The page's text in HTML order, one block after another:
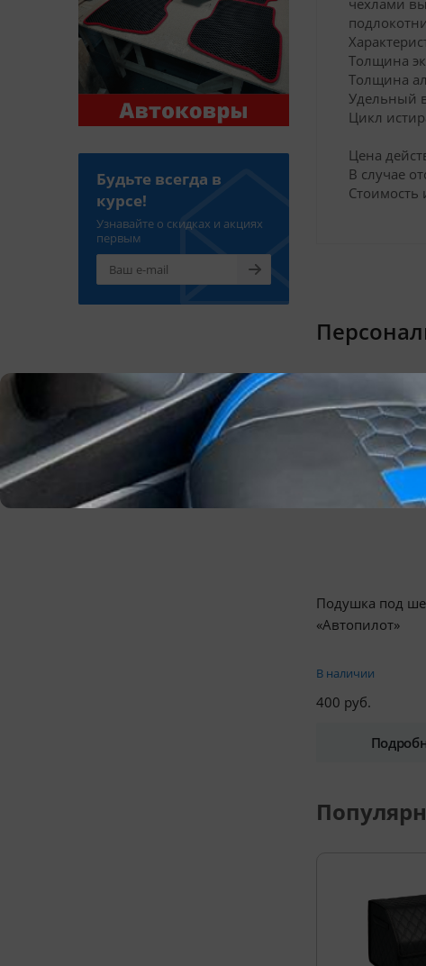
Будьте всегда в
курсе!
Узнавайте о скидках и акциях
первым
чехлами
Толщина
Толщина
Удельный
Цикл
Цена
В случае
Подушка под
«Автопилот»
В наличии
400 руб.